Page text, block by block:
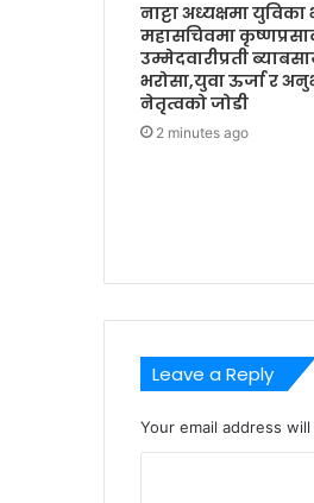
नाट्टा अध्यक्षमा युविका
महासचिवमा
उम्मेदवारीप्रती
भरोसा,युवा ऊर्जा र
नेतृत्वको जोडी
2 minutes ago
Leave a Reply
Your email address